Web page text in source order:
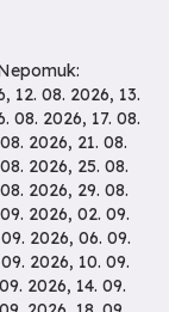
2026, 26. 10. 2026, 27. 10. 2026, 28. 10. 2026, 29. 10. 2026, 30. 10. 2026, 31. 10. 2026, 01. 11. 2026, 02. 11. 2026, 03. 11. 2026, 04. 11. 2026, 05. 11. 2026, 06. 11. 2026, 07. 11. 2026, 08. 11. 2026, 09. 11. 2026, 10. 11. 2026, 11. 11. 2026, 12. 11. 2026, 13. 11. 2026, 14. 11. 2026, 15. 11. 2026, 16. 11. 2026, 17. 11. 2026, 18. 11. 2026, 19. 11. 2026, 20. 11. 2026, 21. 11. 2026, 22. 11. 2026, 23. 11. 2026, 24. 11. 2026, 25. 11. 2026, 26. 11. 2026, 27. 11. 2026,